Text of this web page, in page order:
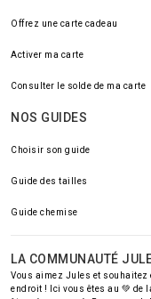
Offrez une carte cadeau
Activer ma carte
Consulter le solde de ma carte
NOS GUIDES
Choisir son guide
Guide des tailles
Guide chemise
LA COMMUNAUTÉ
Vous aimez Jules et souhaitez
endroit ! Ici vous êtes au 💚 de